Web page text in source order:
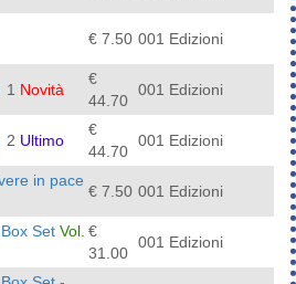
€ 7.50 001 Edizioni
1 Novità
€
44.70
001 Edizioni
2 Ultimo
€
44.70
001 Edizioni
in pace
€ 7.50 001 Edizioni
Set Vol. €
31.00
001 Edizioni